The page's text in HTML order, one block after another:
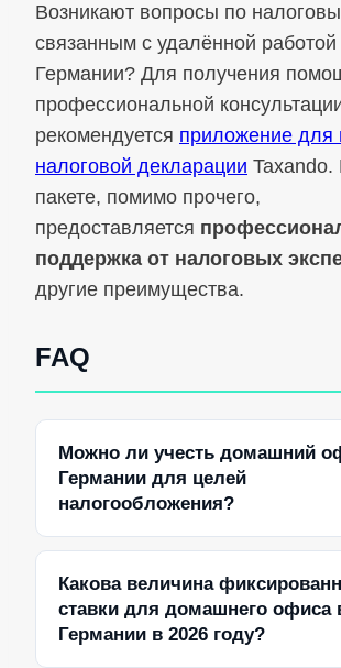
Возникают вопросы по
связанным с удалённой работой
Германии? Для получения
профессиональной
рекомендуется приложение для
налоговой декларации Taxando.
пакете, помимо прочего,
предоставляется
поддержка от налоговых
другие преимущества.
FAQ
Можно ли учесть домашний
Германии для целей
налогообложения?
Какова величина
ставки для домашнего офиса
Германии в 2026 году?